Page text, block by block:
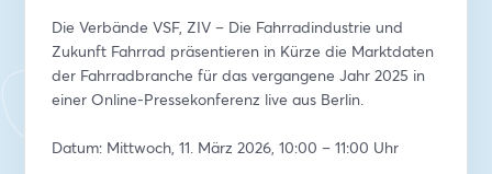
Die Verbände VSF, ZIV – Die Fahrradindustrie und
Zukunft Fahrrad präsentieren in Kürze die Marktdaten
der Fahrradbranche für das vergangene Jahr 2025 in
einer Online-Pressekonferenz live aus Berlin.
Datum: Mittwoch, 11. März 2026, 10:00 – 11:00 Uhr